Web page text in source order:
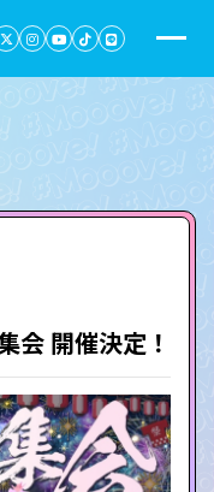
開催決定！